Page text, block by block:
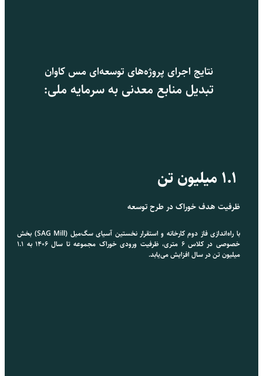
نتایج اجرای پروژه‌های توسعه‌ای مس کاوان
تبدیل منابع معدنی به سرمایه ملی:
۱.۱ میلیون تن
ظرفیت هدف خوراک در طرح توسعه
با راه‌اندازی فاز دوم کارخانه و استقرار نخستین آسیای سگ‌میل (SAG Mill) بخش
خصوصی در کلاس ۶ متری، ظرفیت ورودی خوراک مجموعه تا سال ۱۴۰۶ به ۱.۱
میلیون تن در سال افزایش می‌یابد.